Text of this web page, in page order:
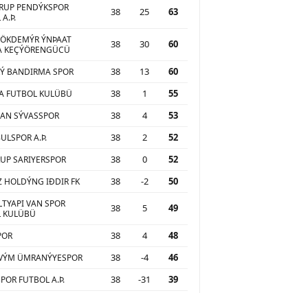
PENDÝKSPOR
A.Þ.
38 25 63
ÝNÞAAT
KEÇÝÖRENGÜCÜ
38 30 60
BANDIRMA SPOR 38 13
60
FUTBOL KULÜBÜ 38 1
55
SÝVASSPOR 38 4
53
A.Þ. 38 2
52
SARIYERSPOR 38 0
52
HOLDÝNG IÐDIR FK 38 -2 50
VAN SPOR
KULÜBÜ
38 5 49
38 4
48
ÜMRANÝYESPOR 38 -4
46
FUTBOL A.Þ. 38 -31
39